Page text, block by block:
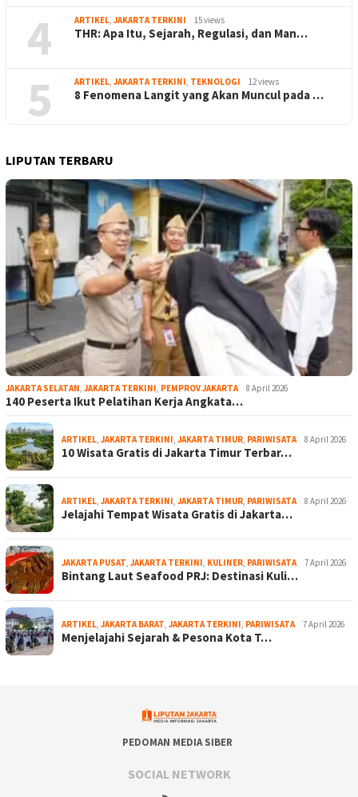
4 ARTIKEL JAKARTA TERKINI 15 views
THR: Apa Itu, Sejarah, Regulasi, dan Man…
5 ARTIKEL JAKARTA TERKINI TEKNOLOGI 12 views
8 Fenomena Langit yang Akan Muncul pada …
LIPUTAN TERBARU
JAKARTA SELATAN JAKARTA TERKINI PEMPROV JAKARTA 8 April 2026
140 Peserta Ikut Pelatihan Kerja Angkata…
ARTIKEL JAKARTA TERKINI JAKARTA TIMUR PARIWISATA 8 April 2026
10 Wisata Gratis di Jakarta Timur Terbar…
ARTIKEL JAKARTA TERKINI JAKARTA TIMUR PARIWISATA 8 April 2026
Jelajahi Tempat Wisata Gratis di Jakarta…
JAKARTA PUSAT JAKARTA TERKINI KULINER PARIWISATA 7 April 2026
Bintang Laut Seafood PRJ: Destinasi Kuli…
ARTIKEL JAKARTA BARAT JAKARTA TERKINI PARIWISATA 7 April 2026
Menjelajahi Sejarah & Pesona Kota T…
PEDOMAN MEDIA SIBER
SOCIAL NETWORK